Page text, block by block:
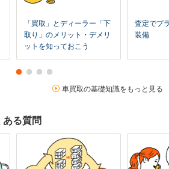
「買取」とディーラー「下
取り」のメリット・デメリ
ットを知っておこう
査定でプ
装備
車買取の基礎知識をもっと見る
る質問